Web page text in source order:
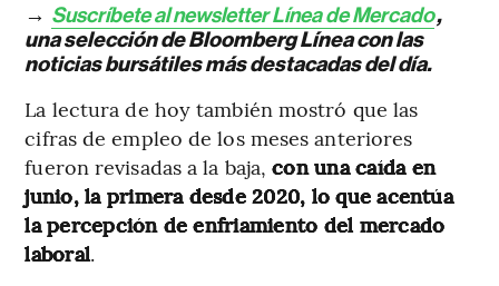
→ Suscríbete al newsletter Línea de Mercado,
una selección de Bloomberg Línea con las
noticias bursátiles más destacadas del día.
La lectura de hoy también mostró que las
cifras de empleo de los meses anteriores
fueron revisadas a la baja,con una caída en
junio, la primera desde 2020, lo que acentúa
la percepción de enfriamiento del mercado
laboral.